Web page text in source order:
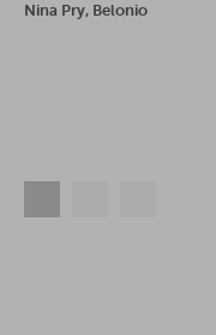
Nina Pry, Belonio